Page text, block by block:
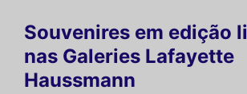
Souvenires em edição
nas Galeries Lafayette
Haussmann